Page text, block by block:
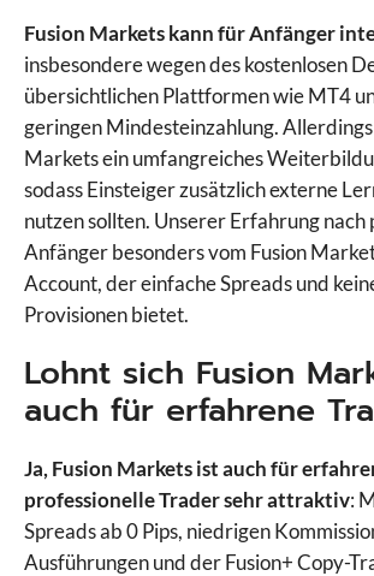
Fusion Markets kann für Anfänger
insbesondere wegen des kostenlosen
übersichtlichen Plattformen wie MT4
geringen Mindesteinzahlung.
Markets ein umfangreiches
sodass Einsteiger zusätzlich externe
nutzen sollten. Unserer Erfahrung
Anfänger besonders vom Fusion
Account, der einfache Spreads und
Provisionen bietet.
Lohnt sich Fusion
auch für erfahrene
Ja, Fusion Markets ist auch für
professionelle Trader sehr attraktiv:
Spreads ab 0 Pips, niedrigen
Ausführungen und der Fusion+ Copy-